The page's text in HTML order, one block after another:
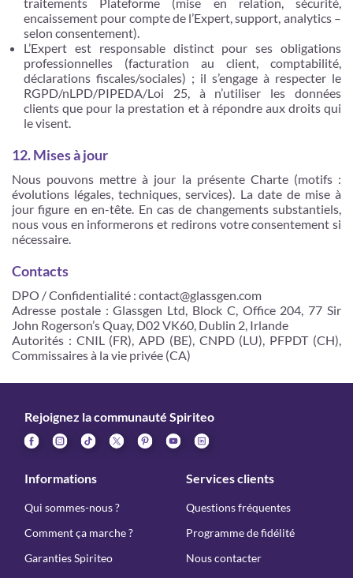
encaissement pour compte de l’Expert, support, analytics –
selon consentement).
L’Expert est responsable distinct pour ses obligations
professionnelles (facturation au client, comptabilité,
déclarations fiscales/sociales) ; il s’engage à respecter le
RGPD/nLPD/PIPEDA/Loi 25, à n’utiliser les données
clients que pour la prestation et à répondre aux droits qui
le visent.
12. Mises à jour
Nous pouvons mettre à jour la présente Charte (motifs :
évolutions légales, techniques, services). La date de mise à
jour figure en en-tête. En cas de changements substantiels,
nous vous en informerons et redirons votre consentement si
nécessaire.
Contacts
DPO / Confidentialité : contact@glassgen.com
Adresse postale : Glassgen Ltd, Block C, Office 204, 77 Sir
John Rogerson’s Quay, D02 VK60, Dublin 2, Irlande
Autorités : CNIL (FR), APD (BE), CNPD (LU), PFPDT (CH),
Commissaires à la vie privée (CA)
Rejoignez la communauté Spiriteo
Informations
Qui sommes-nous ?
Comment ça marche ?
Garanties Spiriteo
Services clients
Questions fréquentes
Programme de fidélité
Nous contacter